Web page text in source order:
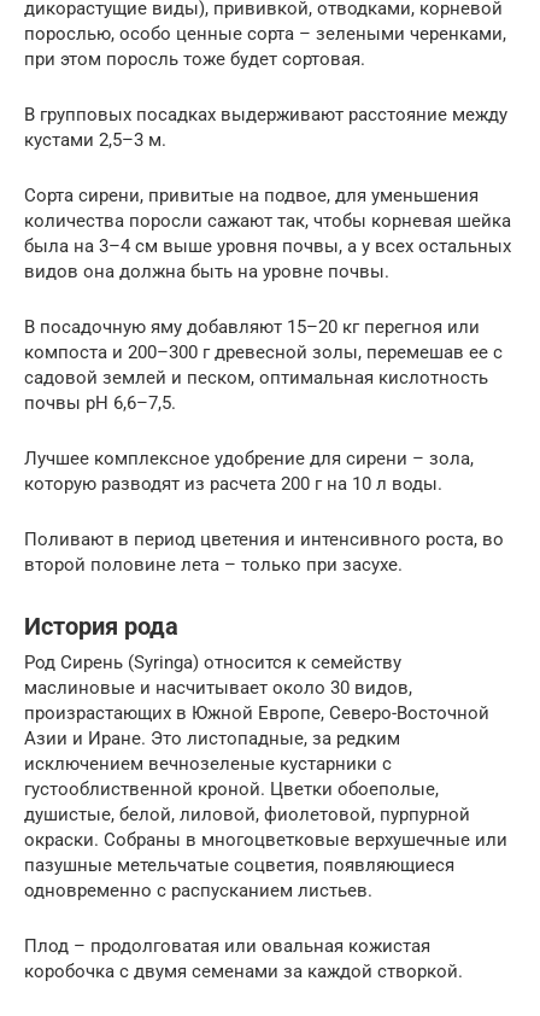
дикорастущие виды), прививкой, отводками, корневой
порослью, особо ценные сорта – зелеными черенками,
при этом поросль тоже будет сортовая.
В групповых посадках выдерживают расстояние между
кустами 2,5–3 м.
Сорта сирени, привитые на подвое, для уменьшения
количества поросли сажают так, чтобы корневая шейка
была на 3–4 см выше уровня почвы, а у всех остальных
видов она должна быть на уровне почвы.
В посадочную яму добавляют 15–20 кг перегноя или
компоста и 200–300 г древесной золы, перемешав ее с
садовой землей и песком, оптимальная кислотность
почвы рН 6,6–7,5.
Лучшее комплексное удобрение для сирени – зола,
которую разводят из расчета 200 г на 10 л воды.
Поливают в период цветения и интенсивного роста, во
второй половине лета – только при засухе.
История рода
Род Сирень (Syringa) относится к семейству
маслиновые и насчитывает около 30 видов,
произрастающих в Южной Европе, Северо-Восточной
Азии и Иране. Это листопадные, за редким
исключением вечнозеленые кустарники с
густооблиственной кроной. Цветки обоеполые,
душистые, белой, лиловой, фиолетовой, пурпурной
окраски. Собраны в многоцветковые верхушечные или
пазушные метельчатые соцветия, появляющиеся
одновременно с распусканием листьев.
Плод – продолговатая или овальная кожистая
коробочка с двумя семенами за каждой створкой.